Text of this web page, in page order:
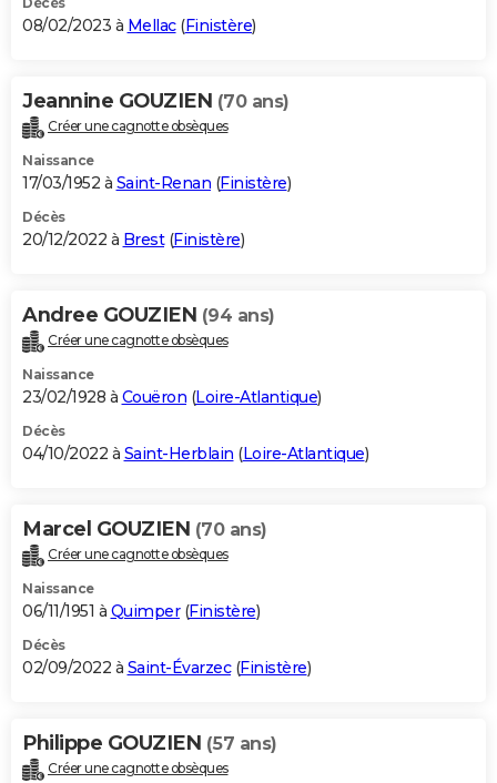
08/02/2023 à Mellac(Finistère)
Jeannine GOUZIEN (70 ans)
Créer une cagnotte obsèques
Naissance
17/03/1952 à Saint-Renan (Finistère)
Décès
20/12/2022 à Brest(Finistère)
Andree GOUZIEN (94 ans)
Créer une cagnotte obsèques
Naissance
23/02/1928 à Couëron (Loire-Atlantique)
Décès
04/10/2022 à Saint-Herblain (Loire-Atlantique)
Marcel GOUZIEN (70 ans)
Créer une cagnotte obsèques
Naissance
06/11/1951 à Quimper(Finistère)
Décès
02/09/2022 à Saint-Évarzec(Finistère)
Philippe GOUZIEN (57 ans)
Créer une cagnotte obsèques